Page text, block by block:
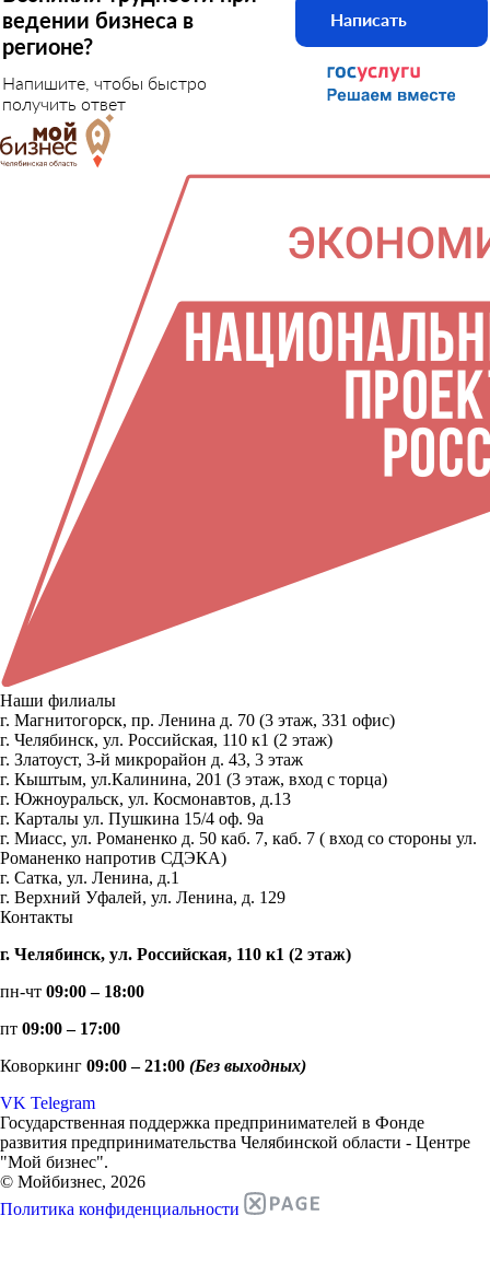
ведении бизнеса в
регионе?
Напишите, чтобы быстро
получить ответ
Написать
Наши филиалы
г. Магнитогорск, пр. Ленина д. 70 (3 этаж, 331 офис)
г. Челябинск, ул. Российская, 110 к1 (2 этаж)
г. Златоуст, 3-й микрорайон д. 43, 3 этаж
г. Кыштым, ул.Калинина, 201 (3 этаж, вход с торца)
г. Южноуральск, ул. Космонавтов, д.13
г. Карталы ул. Пушкина 15/4 оф. 9а
г. Миасс, ул. Романенко д. 50 каб. 7, каб. 7 ( вход со стороны ул.
Романенко напротив СДЭКА)
г. Сатка, ул. Ленина, д.1
г. Верхний Уфалей, ул. Ленина, д. 129
Контакты
г. Челябинск, ул. Российская, 110 к1 (2 этаж)
пн-чт 09:00 – 18:00
пт 09:00 – 17:00
Коворкинг 09:00 – 21:00 (Без выходных)
VK Telegram
Государственная поддержка предпринимателей в Фонде
развития предпринимательства Челябинской области - Центре
"Мой бизнес".
© Мойбизнес, 2026
Политика конфиденциальности